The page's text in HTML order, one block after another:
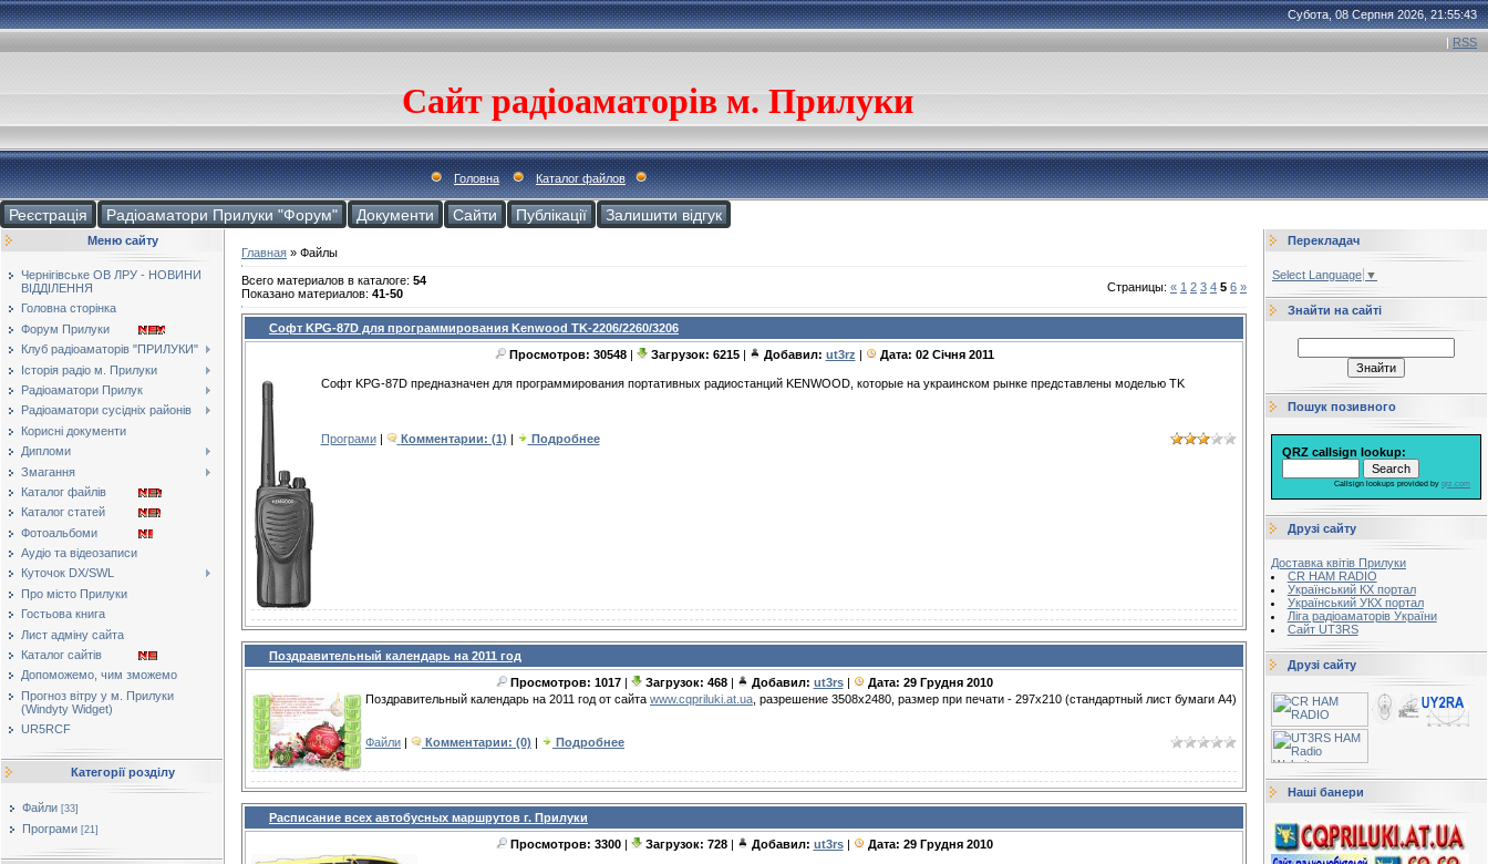
Субота, 08 Серпня 2026, 21:55:43
| RSS
Сайт радіоаматорів м. Прилуки
Головна Каталог файлов
Реєстрація Радіоаматори Прилуки "Форум" Документи Cайти Публікації Залишити відгук
Меню сайту
Чернігівське ОВ ЛРУ - НОВИНИ
ВІДДІЛЕННЯ
Головна сторінка
Форум Прилуки
Клуб радіоаматорів "ПРИЛУКИ"
Історія радіо м. Прилуки
Радіоаматори Прилук
Радіоаматори сусідніх районів
Корисні документи
Дипломи
Змагання
Каталог файлів
Каталог статей
Фотоальбоми
Аудіо та відеозаписи
Куточок DX/SWL
Про місто Прилуки
Гостьова книга
Лист адміну сайта
Каталог сайтів
Допоможемо, чим зможемо
Прогноз вітру у м. Прилуки
(Windyty Widget)
UR5RCF
Категорії розділу
Файли [33]
Програми [21]
Главная » Файлы
Всего материалов в каталоге: 54
Показано материалов: 41-50 Страницы: « 1 2 3 4 5 6 »
Софт KPG-87D для программирования Kenwood TK-2206/2260/3206
Просмотров: 30548
Загрузок: 6215 Добавил: ut3rz Дата: 02 Січня 2011
Софт KPG-87D предназначен для программирования портативных радиостанций KENWOOD, которые на украинском рынке представлены моделью TK
Програми| Комментарии: (1) | Подробнее
Поздравительный календарь на 2011 год
Просмотров: 1017
Загрузок: 468 Добавил: ut3rs| Дата: 29 Грудня 2010
Поздравительный календарь на 2011 год от сайта www.cqpriluki.at.ua , разрешение 3508x2480, размер при печати - 297x210 (стандартный лист бумаги А4)
Файли Комментарии: (0) Подробнее
Расписание всех автобусных маршрутов г. Прилуки
Просмотров: 3300
Загрузок: 728 Добавил: ut3rs| Дата: 29 Грудня 2010
Перекладач
Select Language ▼
Знайти на сайті
Пошук позивного
QRZ callsign lookup:
Callsign lookups provided by qrz.com
Друзі сайту
Доставка квітів Прилуки
CR HAM RADIO
Український КХ портал
Український УКХ портал
Ліга радіоаматорів України
Сайт UT3RS
Друзі сайту
Наші банери